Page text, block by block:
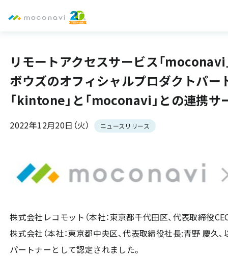
リモートアクセスサービス「
ボウズのオフィシャルプロダクトパー
「kintone」と「moconavi」との連携サ
2022年12月20日（火） ニュースリリース
株式会社レコモット（本社：東京都千代田区、代表取締役
株式会社（本社：東京都中央区、代表取締役社長:青野 慶久
パートナーとして認定されました。